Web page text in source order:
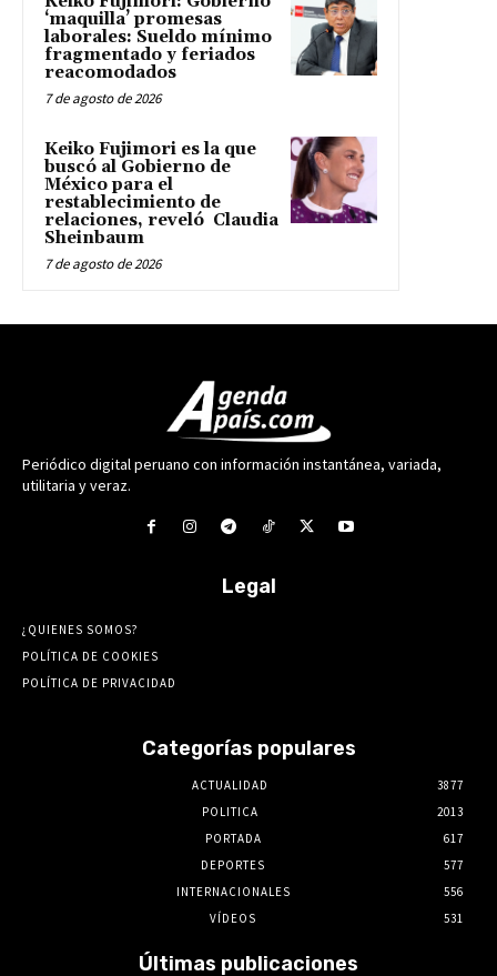
‘maquilla’ promesas
laborales: Sueldo mínimo
fragmentado y feriados
reacomodados
7 de agosto de 2026
Keiko Fujimori es la que
buscó al Gobierno de
México para el
restablecimiento de
relaciones, reveló Claudia
Sheinbaum
7 de agosto de 2026
Periódico digital peruano con información instantánea, variada,
utilitaria y veraz.
Legal
¿QUIENES SOMOS?
POLÍTICA DE COOKIES
POLÍTICA DE PRIVACIDAD
Categorías populares
ACTUALIDAD
3877
POLITICA
2013
PORTADA
617
DEPORTES
577
INTERNACIONALES
556
VÍDEOS
531
Últimas publicaciones